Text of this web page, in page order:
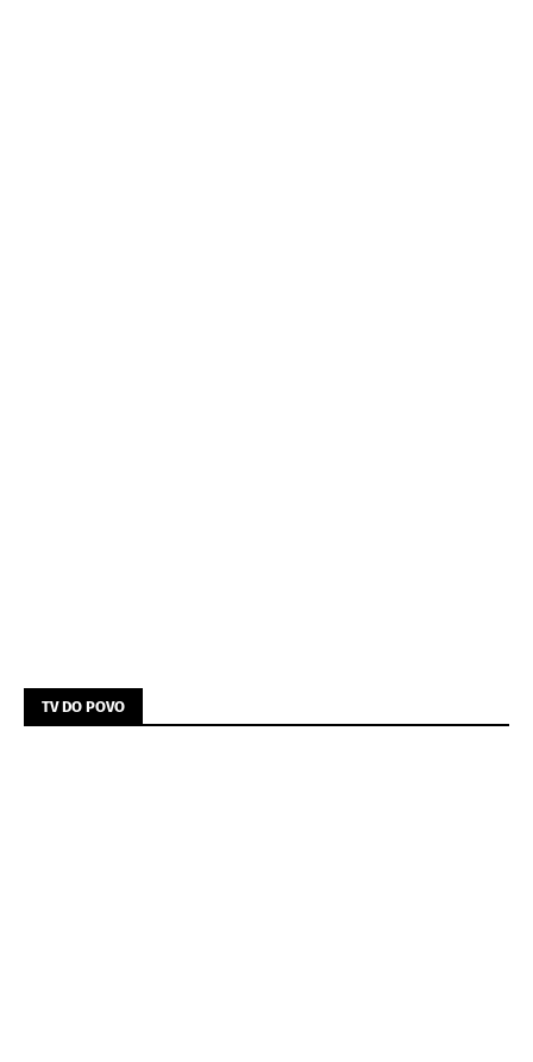
TV DO POVO